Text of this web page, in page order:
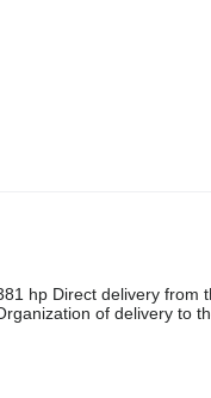
hp Direct delivery from
of delivery to